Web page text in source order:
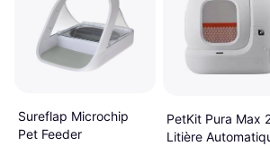
Sureflap Microchip
Pet Feeder
PetKit Pura Max
Litière